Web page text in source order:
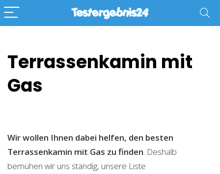
Terrassenkamin mit
Gas
Wir wollen Ihnen dabei helfen, den besten
Terrassenkamin mit Gas zu finden. Deshalb
bemühen wir uns ständig, unsere Liste